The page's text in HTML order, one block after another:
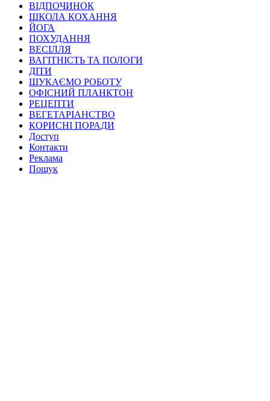
ВІДПОЧИНОК
ШКОЛА КОХАННЯ
ЙОГА
ПОХУДАННЯ
ВЕСІЛЛЯ
ВАГІТНІСТЬ ТА ПОЛОГИ
ДІТИ
ШУКАЄМО РОБОТУ
ОФІСНИЙ ПЛАНКТОН
РЕЦЕПТИ
ВЕГЕТАРІАНСТВО
КОРИСНІ ПОРАДИ
Доступ
Контакти
Реклама
Пошук